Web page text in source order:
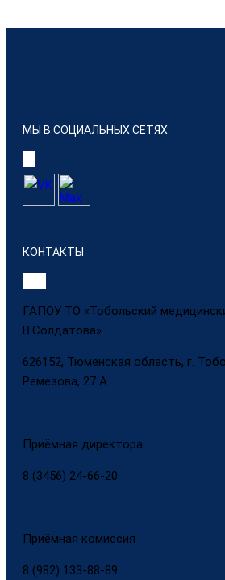
МЫ В СОЦИАЛЬНЫХ СЕТЯХ
КОНТАКТЫ
ГАПОУ ТО «Тобольский
В.Солдатова»
626152, Тюменская область, г.
Ремезова, 27 А
Приёмная директора
8 (3456) 24-66-20
Приёмная комиссия
8 (982) 133-88-89